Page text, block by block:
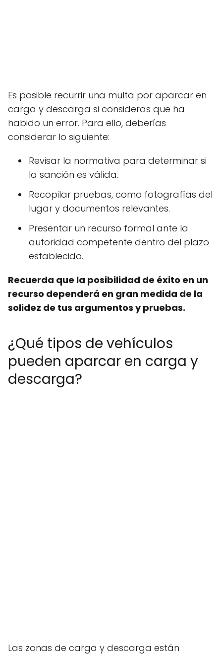
Es posible recurrir una multa por aparcar en
carga y descarga si consideras que ha
habido un error. Para ello, deberías
considerar lo siguiente:
Revisar la normativa para determinar si
la sanción es válida.
Recopilar pruebas, como fotografías del
lugar y documentos relevantes.
Presentar un recurso formal ante la
autoridad competente dentro del plazo
establecido.
Recuerda que la posibilidad de éxito en un
recurso dependerá en gran medida de la
solidez de tus argumentos y pruebas.
¿Qué tipos de vehículos
pueden aparcar en carga y
descarga?
Las zonas de carga y descarga están